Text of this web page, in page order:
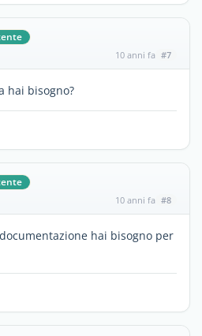
10 anni fa #7
hai bisogno?
10 anni fa #8
hai bisogno per